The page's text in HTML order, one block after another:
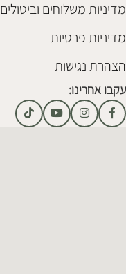
מדיניות משלוחים וביטולים
מדיניות פרטיות
הצהרת נגישות
עקבו אחרינו: